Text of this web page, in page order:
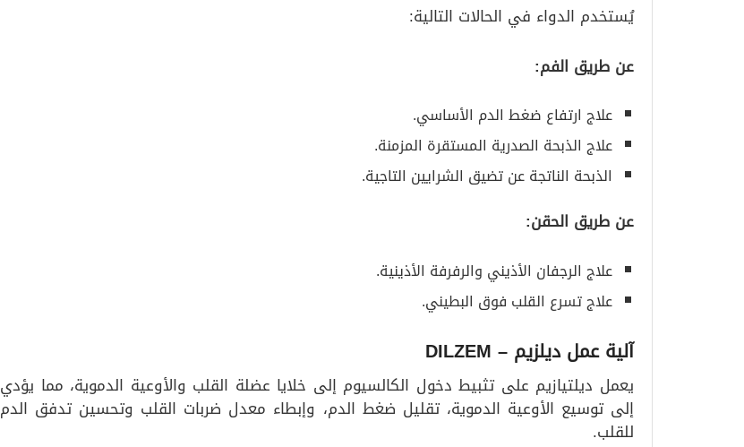
يُستخدم الدواء في الحالات التالية:
عن طريق الفم:
علاج ارتفاع ضغط الدم الأساسي.
علاج الذبحة الصدرية المستقرة المزمنة.
الذبحة الناتجة عن تضيق الشرايين التاجية.
عن طريق الحقن:
علاج الرجفان الأذيني والرفرفة الأذينية.
علاج تسرع القلب فوق البطيني.
آلية عمل ديلزيم – DILZEM
يعمل ديلتيازيم على تثبيط دخول الكالسيوم إلى خلايا عضلة القلب والأوعية الدموية، مما يؤدي
إلى توسيع الأوعية الدموية، تقليل ضغط الدم، وإبطاء معدل ضربات القلب وتحسين تدفق الدم
للقلب.